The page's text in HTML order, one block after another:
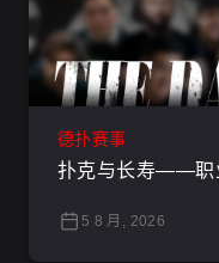
德扑赛事
扑克与长寿——职
5 8 月, 2026